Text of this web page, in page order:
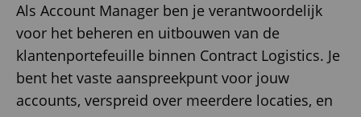
Als Account Manager ben je verantwoordelijk
voor het beheren en uitbouwen van de
klantenportefeuille binnen Contract Logistics. Je
bent het vaste aanspreekpunt voor jouw
accounts, verspreid over meerdere locaties, en